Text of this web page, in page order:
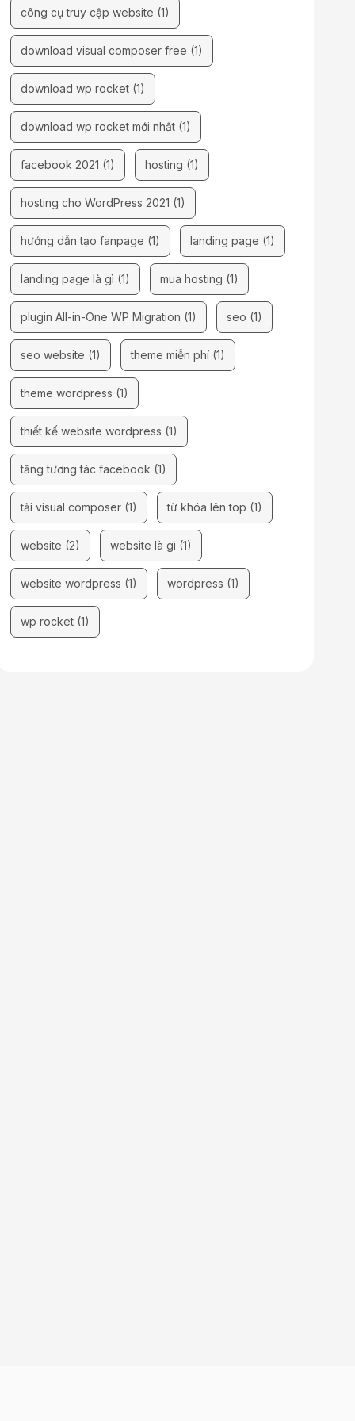
công cụ truy cập website (1)
download visual composer free (1)
download wp rocket(1)
download wp rocket mới nhất(1)
facebook 2021 (1) hosting (1)
hosting cho WordPress 2021 (1)
hướng dẫn tạo fanpage (1) landing page (1)
landing page là gì (1) mua hosting (1)
plugin All-in-One WP Migration (1) seo (1)
seo website (1) theme miễn phí(1)
theme wordpress (1)
thiết kế website wordpress (1)
tăng tương tác facebook (1)
tải visual composer(1) từ khóa lên top (1)
website (2) website là gì (1)
website wordpress (1) wordpress (1)
wp rocket(1)